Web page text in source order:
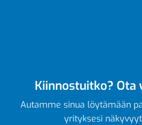
Kiinnostuitko? Ota
Autamme sinua löytämään
yrityksesi